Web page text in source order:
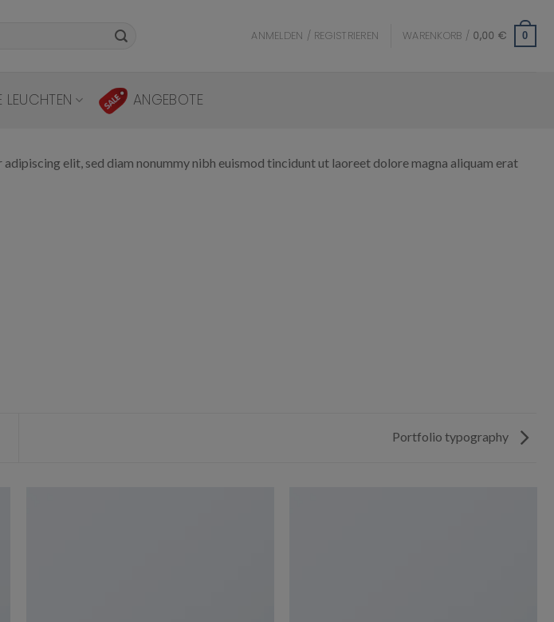
ANMELDEN / REGISTRIEREN WARENKORB / 0,00 € 0
ANGEBOTE
elit, sed diam nonummy nibh euismod tincidunt ut laoreet dolore magna aliquam erat
Portfolio typography